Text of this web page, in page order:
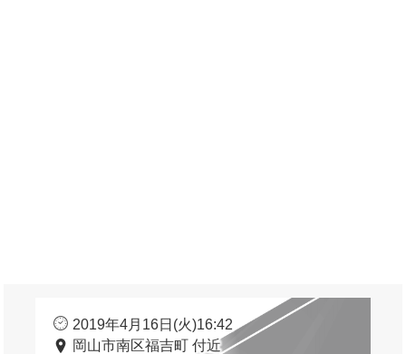
2019年4月16日(火)16:42
岡山市南区福吉町 付近